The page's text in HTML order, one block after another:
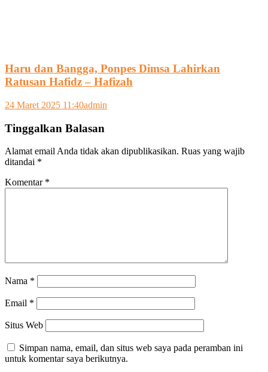
Haru dan Bangga, Ponpes Dimsa Lahirkan
Ratusan Hafidz – Hafizah
24 Maret 2025 11:40admin
Tinggalkan Balasan
Alamat email Anda tidak akan dipublikasikan. Ruas yang wajib
ditandai *
Komentar *
Nama *
Email *
Situs Web
Simpan nama, email, dan situs web saya pada peramban ini
untuk komentar saya berikutnya.